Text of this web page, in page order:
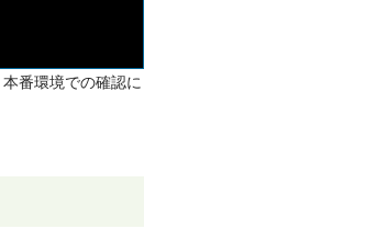
番環境での確認に